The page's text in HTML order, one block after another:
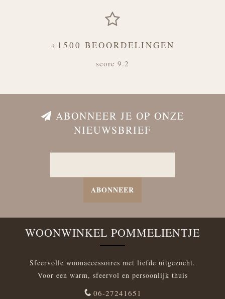
+1500 BEOORDELINGEN
score 9.2
ABONNEER JE OP ONZE
NIEUWSBRIEF
ABONNEER
WOONWINKEL POMMELIENTJE
Sfeervolle woonaccessoires met liefde uitgezocht.
Voor een warm, sfeervol en persoonlijk thuis
06-27241651